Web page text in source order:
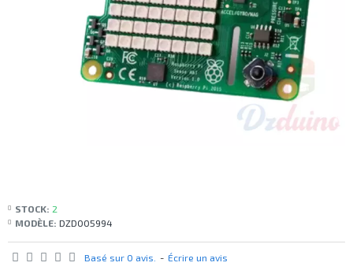
STOCK: 2
MODÈLE: DZD005994
Basé sur 0 avis. - Écrire un avis